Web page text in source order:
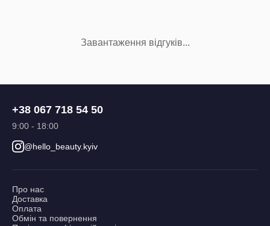
Завантаження відгуків...
+38 067 718 54 50
9:00 - 18:00
@hello_beauty.kyiv
Про нас
Доставка
Оплата
Обмін та повернення